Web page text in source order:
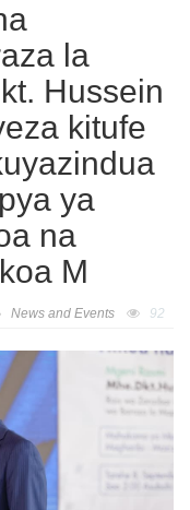
la
Hussein
kitufe
ya
na
M
News and Events 92